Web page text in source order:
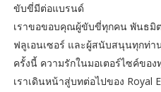
ขับขี่มีต่อแบรนด์
เราขอขอบคุณผู้ขับขี่ทุกคน พันธมิ
ฟลูเอนเซอร์ และผู้สนับสนุนทุกท่า
ครั้งนี้ ความรักในมอเตอร์ไซค์ขอ
เราเดินหน้าสู่บทต่อไปของ Royal